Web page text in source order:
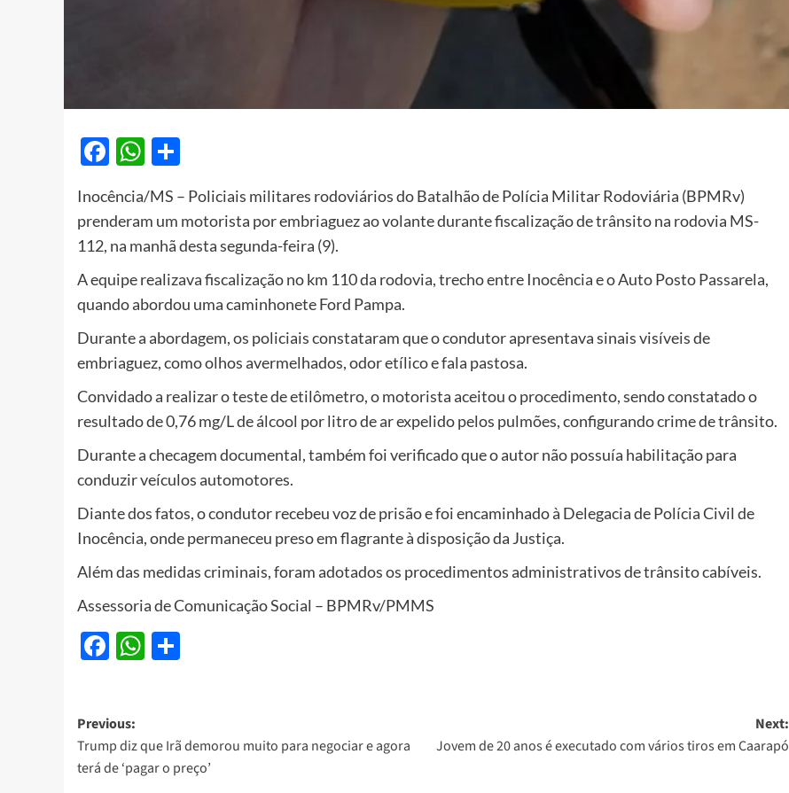
Facebook
WhatsApp
Inocência/MS – Policiais militares rodoviários do Batalhão de Polícia Militar Rodoviária (BPMRv)
prenderam um motorista por embriaguez ao volante durante fiscalização de trânsito na rodovia MS-
112, na manhã desta segunda-feira (9).
A equipe realizava fiscalização no km 110 da rodovia, trecho entre Inocência e o Auto Posto Passarela,
quando abordou uma caminhonete Ford Pampa.
Durante a abordagem, os policiais constataram que o condutor apresentava sinais visíveis de
embriaguez, como olhos avermelhados, odor etílico e fala pastosa.
Convidado a realizar o teste de etilômetro, o motorista aceitou o procedimento, sendo constatado o
resultado de 0,76 mg/L de álcool por litro de ar expelido pelos pulmões, configurando crime de trânsito.
Durante a checagem documental, também foi verificado que o autor não possuía habilitação para
conduzir veículos automotores.
Diante dos fatos, o condutor recebeu voz de prisão e foi encaminhado à Delegacia de Polícia Civil de
Inocência, onde permaneceu preso em flagrante à disposição da Justiça.
Além das medidas criminais, foram adotados os procedimentos administrativos de trânsito cabíveis.
Assessoria de Comunicação Social – BPMRv/PMMS
Facebook
WhatsApp
Post
navigation
Previous:
Trump diz que Irã demorou muito para negociar e agora
terá de ‘pagar o preço’
Next:
Jovem de 20 anos é executado com vários tiros em Caarapó